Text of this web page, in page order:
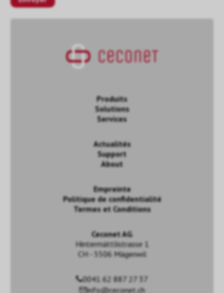
Produits
Solutions
Services
Actualités
Support
About
Empreinte
Politique de confidentialité
Termes et Conditions
Ceconet AG
Hintermättlistrasse 1
CH - 5506 Mägenwil
0041 62 887 27 37
info@ceconet.ch